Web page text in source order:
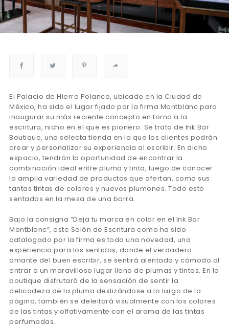
El Palacio de Hierro Polanco, ubicado en la Ciudad de
México, ha sido el lugar fijado por la firma Montblanc para
inaugurar su más reciente concepto en torno a la
escritura, nicho en el que es pionero. Se trata de Ink Bar
Boutique, una selecta tienda en la que los clientes podrán
crear y personalizar su experiencia al escribir. En dicho
espacio, tendrán la oportunidad de encontrar la
combinación ideal entre pluma y tinta, luego de conocer
la amplia variedad de productos que ofertan, como sus
tantas tintas de colores y nuevos plumones. Todo esto
sentados en la mesa de una barra.
Bajo la consigna “Deja tu marca en color en el Ink Bar
Montblanc”, este Salón de Escritura como ha sido
catalogado por la firma es toda una novedad, una
experiencia para los sentidos, donde el verdadero
amante del buen escribir, se sentirá alentado y cómodo al
entrar a un maravilloso lugar lleno de plumas y tintas. En la
boutique disfrutará de la sensación de sentir la
delicadeza de la pluma deslizándose a lo largo de la
página, también se deleitará visualmente con los colores
de las tintas y olfativamente con el aroma de las tintas
perfumadas.